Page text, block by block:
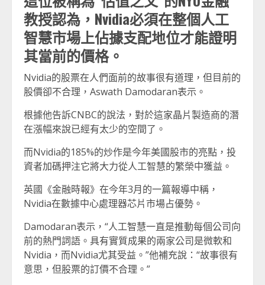
教授認為，Nvidia必須在整個人工
智慧市場上佔據支配地位才能證明
其當前的價格。
Nvidia的股票在人們面前的故事很有道理，但目前的
股價卻不合理，Aswath Damodaran表示。
根據他告訴CNBC的說法，對於這家晶片製造商的潛
在漲幅來說已經有太少的空間了。
而Nvidia的185%的炒作是今年美國股市的亮點，投
資者加碼押注它將大力從人工智慧的繁榮中獲益。
英國《金融時報》在今年3月的一篇報導中稱，
Nvidia在數據中心處理器芯片市場占優勢。
Damodaran表示，“人工智慧一直是推動每個公司向
前的熱門詞語。具有實質成果的兩家公司是微軟和
Nvidia，而Nvidia尤其受益。”他補充說：“故事很有
意思，但股票的訂價不合理。”